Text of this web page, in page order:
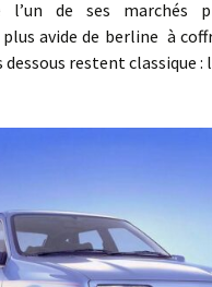
l’un de ses marchés
avide de berline à
restent classique :